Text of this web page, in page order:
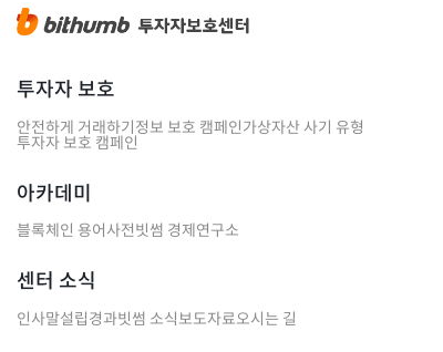
투자자 보호
안전하게 거래하기정보 보호 캠페인가상자산 사기 유형
투자자 보호 캠페인
아카데미
블록체인 용어사전빗썸 경제연구소
센터 소식
인사말설립경과빗썸 소식보도자료오시는 길